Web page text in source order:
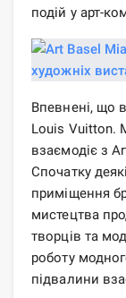
подій у арт-
Впевнені, що
Louis Vuitton.
взаємодіє з
Спочатку
приміщення
мистецтва
творців та
роботу
підвалини